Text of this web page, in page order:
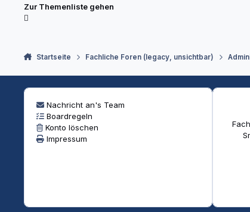
Zur Themenliste gehen
Startseite Fachliche Foren (legacy, unsichtbar)
Nachricht an's Team
Boardregeln
Konto löschen
Impressum